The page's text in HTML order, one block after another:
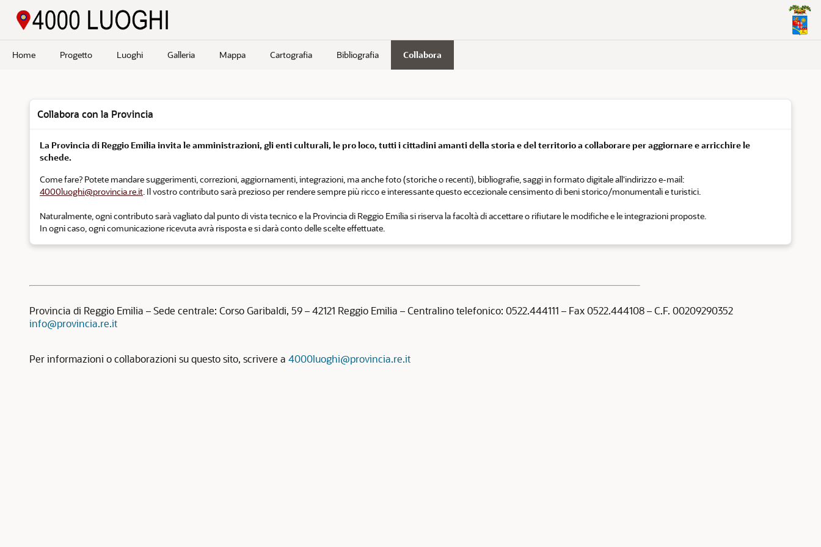
Home Progetto Luoghi Galleria Mappa Cartografia Bibliografia Collabora
Collabora con la Provincia
La Provincia di Reggio Emilia invita le amministrazioni, gli enti culturali, le pro loco, tutti i cittadini amanti della storia e del territorio a collaborare per aggiornare e arricchire le
schede.
Come fare? Potete mandare suggerimenti, correzioni, aggiornamenti, integrazioni, ma anche foto (storiche o recenti), bibliografie, saggi in formato digitale all'indirizzo e-mail:
4000luoghi@provincia.re.it. Il vostro contributo sarà prezioso per rendere sempre più ricco e interessante questo eccezionale censimento di beni storico/monumentali e turistici.
Naturalmente, ogni contributo sarà vagliato dal punto di vista tecnico e la Provincia di Reggio Emilia si riserva la facoltà di accettare o rifiutare le modifiche e le integrazioni proposte.
In ogni caso, ogni comunicazione ricevuta avrà risposta e si darà conto delle scelte effettuate.
Provincia di Reggio Emilia – Sede centrale: Corso Garibaldi, 59 – 42121 Reggio Emilia – Centralino telefonico: 0522.444111 – Fax 0522.444108 – C.F. 00209290352
info@provincia.re.it
Per informazioni o collaborazioni su questo sito, scrivere a 4000luoghi@provincia.re.it